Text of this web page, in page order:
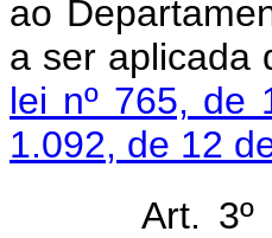
ao
a ser aplicada
lei nº 765, de
1.092, de 12
Art.